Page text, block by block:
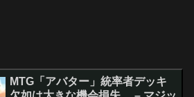
MTG「アバター」統率者デッキ